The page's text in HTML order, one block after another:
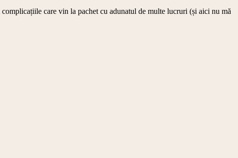
care vin la pachet cu adunatul de multe lucruri (și aici nu mă